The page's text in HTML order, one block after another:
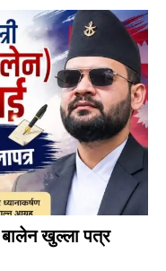
बालेन खुल्ला पत्र